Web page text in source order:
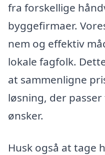
fra forskellige
byggefirmaer.
nem og effektiv
lokale fagfolk.
at sammenligne
løsning, der
ønsker.
Husk også at tage